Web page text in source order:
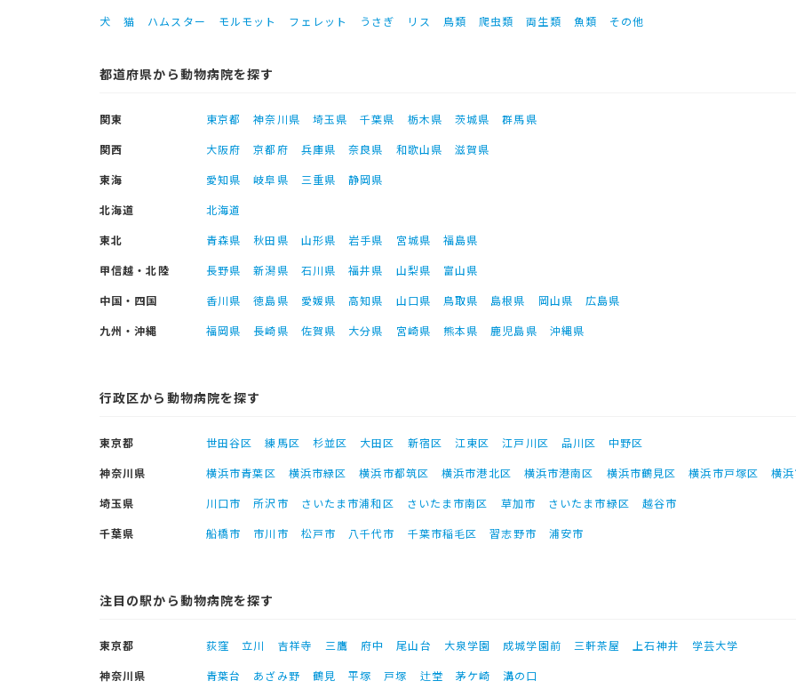
犬 猫 ハムスター モルモット フェレット うさぎ リス 鳥類 爬虫類 両生類 魚類 その他
都道府県から動物病院を探す
関東 東京都 神奈川県 埼玉県 千葉県 栃木県 茨城県
群馬県
関西
大阪府 京都府 兵庫県 奈良県 和歌山県
滋賀県
東海
愛知県 岐阜県 三重県
静岡県
北海道
北海道
東北
青森県 秋田県 山形県 岩手県 宮城県
福島県
甲信越・北陸
長野県 新潟県 石川県 福井県 山梨県
富山県
中国・四国
香川県 徳島県 愛媛県 高知県 山口県 鳥取県 島根県 岡山県
広島県
九州・沖縄
福岡県 長崎県 佐賀県 大分県 宮崎県 熊本県 鹿児島県 沖縄県
行政区から動物病院を探す
東京都 世田谷区 練馬区 杉並区 大田区 新宿区 江東区 江戸川区 品川区
中野区
神奈川県
横浜市青葉区 横浜市緑区 横浜市都筑区 横浜市港北区 横浜市港南区 横浜市鶴見区 横浜市戸塚区
横
埼玉県
川口市 所沢市 さいたま市浦和区 さいたま市南区 草加市 さいたま市緑区
越谷市
千葉県
船橋市 市川市 松戸市 八千代市 千葉市稲毛区 習志野市 浦安市
注目の駅から動物病院を探す
東京都 荻窪 立川 吉祥寺 三鷹 府中 尾山台 大泉学園 成城学園前 三軒茶屋 上石神井
学芸大学
神奈川県
青葉台 あざみ野 鶴見 平塚 戸塚 辻堂 茅ケ崎
溝の口